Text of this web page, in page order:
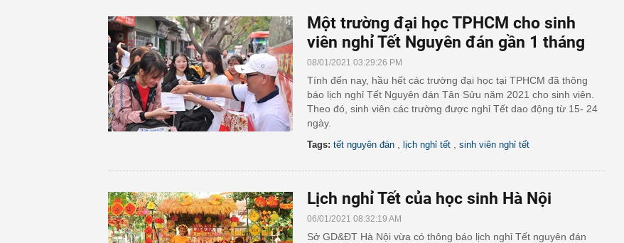
Một trường đại học TPHCM cho sinh
viên nghỉ Tết Nguyên đán gần 1 tháng
08/01/2021 03:29:26 PM
Tính đến nay, hầu hết các trường đại học tại TPHCM đã thông
báo lịch nghỉ Tết Nguyên đán Tân Sửu năm 2021 cho sinh viên.
Theo đó, sinh viên các trường được nghỉ Tết dao động từ 15- 24
ngày.
Tags: tết nguyên đán lịch nghỉ tết sinh viên nghỉ tết
Lịch nghỉ Tết của học sinh Hà Nội
06/01/2021 08:32:19 AM
Sở GD&ĐT Hà Nội vừa có thông báo lịch nghỉ Tết nguyên đán